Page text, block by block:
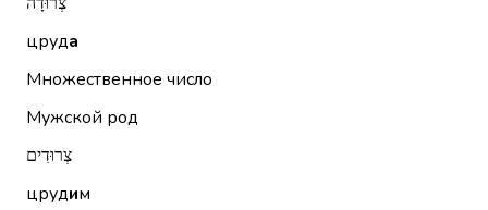
цруда
Множественное число
Мужской род
צְרוּדִים
црудим